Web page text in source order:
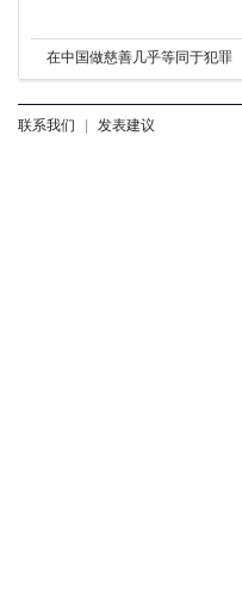
在中国做慈善几乎等同于犯罪
联系我们 发表建议